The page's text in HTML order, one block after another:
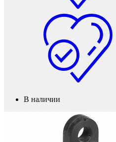
Мебель и фурнитура
В наличии